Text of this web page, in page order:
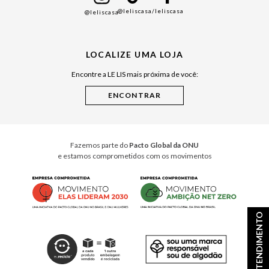
ATENDIMENTO
Cuidados Casa
@leliscasa@leliscasa/leliscasa
LOCALIZE UMA LOJA
Encontre a LE LIS mais próxima de você:
Fazemos parte do Pacto Global da ONU
e estamos comprometidos com os movimentos